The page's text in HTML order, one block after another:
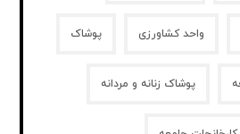
واحد کشاورزی پوشاک
پوشاک زنانه و مردانه